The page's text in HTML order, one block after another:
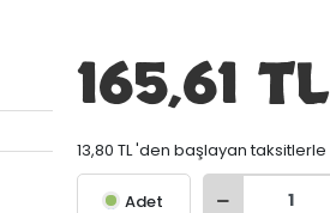
165,61 TL
13,80 TL 'den başlayan taksitlerle
Adet